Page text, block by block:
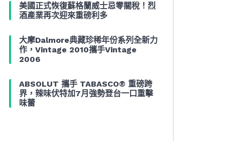
美國正式恢復蘇格蘭威士忌零關稅！烈
酒產業再次迎來重磅利多
大摩Dalmore典藏珍稀年份系列全新力
作，Vintage 2010攜手Vintage
2006
ABSOLUT 攜手 TABASCO® 重磅跨
界，辣味伏特加7月強勢登台一口重擊
味蕾